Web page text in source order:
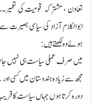
تعاون ، مشترکہ قومیت کی
ابوالکلام آزاد کی سیاسی
ہوئے وہ لکھتے ہیں:
میں صرف عملی سیاست ہی نہیں
مجھ سے زیادہ ہندوستان میں کسی
دورہ کرتا ہوں جہاں سیاست کا